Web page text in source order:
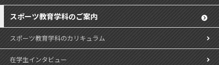
スポーツ教育学科のご案内
スポーツ教育学科のカリキュラム
在学生インタビュー